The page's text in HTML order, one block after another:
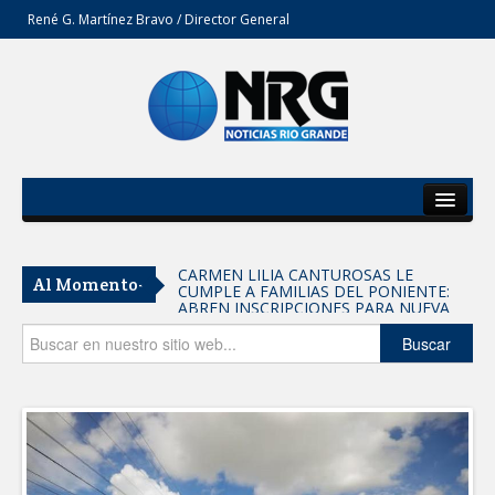
René G. Martínez Bravo / Director General
Del Estado
Secciones
Opinión
Al Momento- CARMEN LILIA CANTUROSAS LE
CUMPLE A FAMILIAS DEL PONIENTE:
ABREN INSCRIPCIONES PARA NUEVA
PRIMARIA EN EL PROGRESO
Entrega SEBIEN paquetes alimentarios
en Tampico
FORTALECE IMJUVE SALUD MENTAL DE
JÓVENES CON TERAPIAS PSICOLÓGICAS
Llama Carlos Peña Ortiz a realizar
investigación en tema de la refinería
Buscar